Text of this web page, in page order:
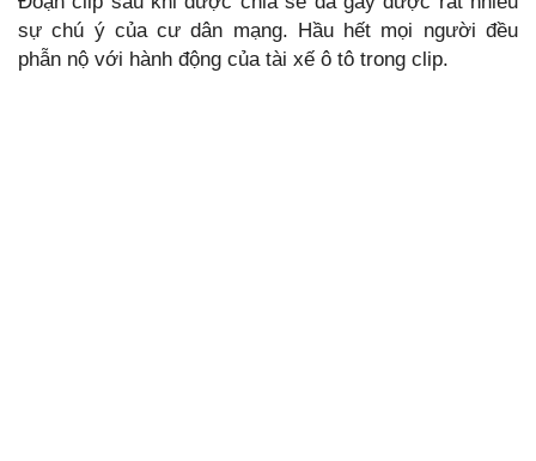
sự chú ý của cư dân mạng. Hầu hết mọi người đều
phẫn nộ với hành động của tài xế ô tô trong clip.